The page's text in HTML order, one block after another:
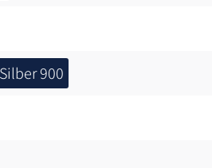
Silber 900